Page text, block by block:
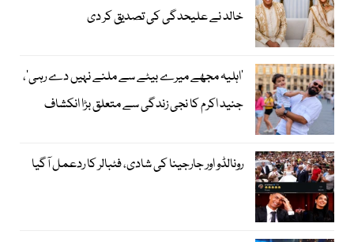
خالد نے علیحدگی کی تصدیق کر دی
’اہلیہ مجھے میرے بیٹے سے ملنے نہیں دے رہی‘،
جنید اکرم کا نجی زندگی سے متعلق بڑا انکشاف
رونالڈو اور جارجینا کی شادی، فٹبالر کا ردعمل آگیا